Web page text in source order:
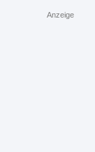
Anzeige